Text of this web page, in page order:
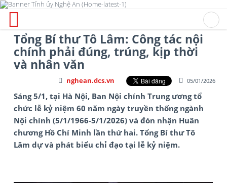
Tổng Bí thư Tô Lâm: Công tác nội
chính phải đúng, trúng, kịp thời
và nhân văn
05/01/2026
nghean.dcs.vn
Sáng 5/1, tại Hà Nội, Ban Nội chính Trung ương tổ
chức lễ kỷ niệm 60 năm ngày truyền thống ngành
Nội chính (5/1/1966-5/1/2026) và đón nhận Huân
chương Hồ Chí Minh lần thứ hai. Tổng Bí thư Tô
Lâm dự và phát biểu chỉ đạo tại lễ kỷ niệm.